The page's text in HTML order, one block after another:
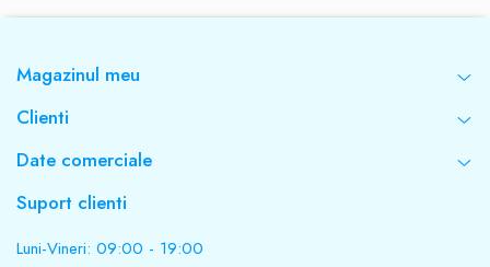
Magazinul meu
Clienti
Date comerciale
Suport clienti
Luni-Vineri: 09:00 - 19:00